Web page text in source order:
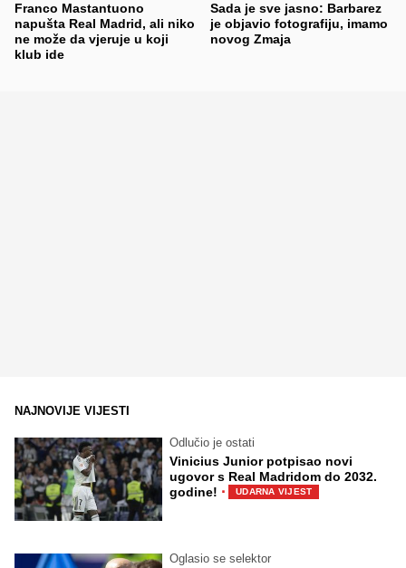
Franco Mastantuono
napušta Real Madrid, ali niko
ne može da vjeruje u koji
klub ide
Sada je sve jasno: Barbarez
je objavio fotografiju, imamo
novog Zmaja
NAJNOVIJE VIJESTI
Odlučio je ostati
Vinicius Junior potpisao novi
ugovor s Real Madridom do 2032.
godine! · UDARNA VIJEST
Oglasio se selektor